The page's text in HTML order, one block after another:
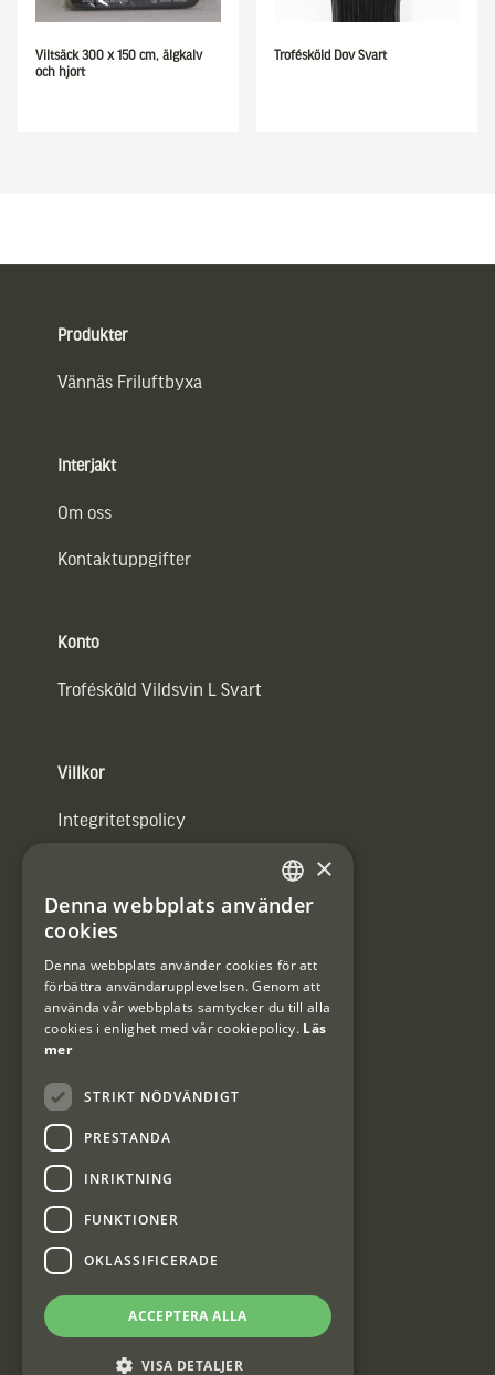
Viltsäck 300 x 150 cm, älgkalv
och hjort
Trofésköld Dov Svart
Produkter
Vännäs Friluftbyxa
Interjakt
Om oss
Kontaktuppgifter
Konto
Trofésköld Vildsvin L Svart
Villkor
Integritetspolicy
#Interjaktfamily
Kundklubb
Information om kundklubben.
Interjakt Sweden AB, Årjäng
SWEDISH
×
Denna webbplats använder
cookies
Denna webbplats använder cookies för att
förbättra användarupplevelsen. Genom att
använda vår webbplats samtycker du till alla
cookies i enlighet med vår cookiepolicy. Läs
mer
STRIKT NÖDVÄNDIGT
PRESTANDA
INRIKTNING
FUNKTIONER
OKLASSIFICERADE
ACCEPTERA ALLA
VISA DETALJER